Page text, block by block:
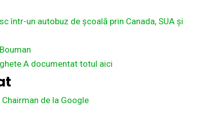
într-un autobuz de școală prin Canada, SUA și
A documentat totul aici
de la Google